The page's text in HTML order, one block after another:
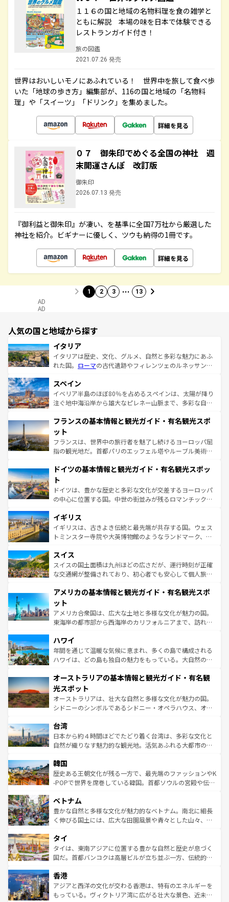
１１６の国と地域の名物料理を食の雑学と
ともに解説 本場の味を日本で体験できる
レストランガイド付き！
旅の図鑑
2021.07.26 発売
世界はおいしいモノにあふれている！ 世界中を旅して食べ歩
いた「地球の歩き方」編集部が、116の国と地域の「名物料
理」や「スイーツ」「ドリンク」を集めました。
詳細を見る
０７ 御朱印でめぐる全国の神社 週
末開運さんぽ 改訂版
御朱印
2026.07.13 発売
『御利益と御朱印』が凄い、を基準に全国7万社から厳選した
神社を紹介。ビギナーに優しく、ツウも納得の1冊です。
詳細を見る
1 2 3 … 13
AD
AD
人気の国と地域から探す
イタリア
イタリアは歴史、文化、グルメ、自然と多彩な魅力にあふ
れた国。 ローマの古代遺跡やフィレンツェのルネッサンス
ろん、トスカーナの美しい田園風景やアマルフィ海岸の絶
景など、自然景観も見逃せない。観光の合間には、本場の
ピザやパスタなど、絶品のイタリア料理を堪能することも
ませてくれるイタリアで、忘れられない旅をしてみよう！
なお、新着のイタリア情報は
しい。
スペイン
イベリア半島のほぼ80％を占めるスペインは、太陽が降り
注ぐ地中海沿岸から雄大なピレネー山脈まで、多彩な自然
文化が根付くこの国では、情熱的なフラメンコ、熱気あふ
れる闘牛、そして美味しいタパスが生活の一部となってい
る。首都マドリードの洗練された雰囲気や、バルセロナの
アートに溢れた街角から、地方では古代ローマ遺跡や中世
せる。地方によって風土や気候が異なるスペインはその個
ンテンツ一覧 を参照してほしい。
フランスの基本情報と観光ガイド・有名観光スポ
ット
フランスは、世界中の旅行者を魅了し続けるヨーロッパ屈
指の観光地だ。首都パリのエッフェル塔やルーブル美術館
で、幅広い魅力が詰まっている。華麗な宮殿、歴史的な大
聖堂、美しいビーチ、そして豊かな自然が、訪れる者を心
から魅了する。また、フランスは美食の国としても知ら
れ、フランス料理はユネスコ無形文化遺産にも登録されて
香り高いラベンダー畑など、多彩な楽しみ方が可能だ。さ
らに、パリ以外の地域にも魅力が溢れており、どの街角に
も豊かな歴史と文化が息づいている。パリ以外の個性あふ
を参照してほしい。
ドイツの基本情報と観光ガイド・有名観光スポッ
ト
ドイツは、豊かな歴史と多彩な文化が交差するヨーロッパ
の中心に位置する国。中世の街並みが残るロマンチック街
顔を持つこの国は、どこを歩いても飽きることがない。ベ
ルリンの文化的活気、バイエルン州のアルプスの絶景、そ
してライン川沿いのワイン畑といった風景は必見。ビール
は、お酒好きな人にはぜひ体験してほしい。 なお、新着の
ドイツ情報はコンテンツ一覧を参照してほしい。
イギリス
イギリスは、古きよき伝統と最先端が共存する国。ウェス
トミンスター寺院や大英博物館のようなランドマーク、歴
リアごとに異なる魅力がある。また、優雅なアフタヌーン
ティー、ビール好きにはたまらない英国パブ、サッカー観
戦など、本場だからこそできる体験も豊富。イギリスを旅
ンツ一覧を参照してほしい。
スイス
スイスの国土面積は九州ほどの広さだが、運行時刻が正確
な交通網が整備されており、初心者でも安心して個人旅行
の建物がそのまま残る町や、スイスならではのユニークな
博物館もあり、アルプス観光だけでなく町歩きも満喫する
ことができる。国民の所得が高いため物価も高いが、旅行
者向けの交通パス提供のサービスもあり、うまく活用すれ
着のスイス情報は
アメリカの基本情報と観光ガイド・有名観光スポ
ット
アメリカ合衆国は、広大な土地と多様な文化が魅力の国。
東海岸の都市部から西海岸のカリフォルニアまで、訪れる
のような巨大都市は、観光、ショッピング、エンターテイ
ンメントが詰まった刺激的なスポットだ。一方、アメリカ
西部には大自然が広がり、グランドキャニオンやイエロー
部のニューオーリンズでは、音楽と美食が融合した独特の
文化が魅力。旅行者はアメリカの各地域で異なる魅力を楽
しみながら、その多様性と豊かな歴史を感じることができ
るだろう。車でのロードトリップや列車の旅も、アメリカ
情報は
ハワイ
年間を通じて温暖な気候に恵まれ、多くの島で構成される
ハワイは、どの島も独自の魅力をもっている。大自然の神
ワイ島は見逃せない。また、定番の観光地といえばオアフ
島だが、静かな自然を求めるならマウイ島やカウアイ島が
おすすめ。エメラルドグリーンに輝く海をはじめ、豊かな
文化や歴史が息づいている。「アロハスピリット」と呼ば
人々、おいしいローカルフードやハワイアンミュージッ
ク、伝統的なフラダンスなど、すべてがハワイの魅力を彩
っている。訪れるたびに新しい発見と感動が待っているハ
はコンテンツ一覧
オーストラリアの基本情報と観光ガイド・有名観
光スポット
オーストラリアは、壮大な自然と多様な文化が魅力の国。
シドニーのシンボルであるシドニー・オペラハウス、オー
リアリーフや大陸中央部にそびえるウルル（エアーズロッ
ク）、タスマニアの美しい原生林やケアンズの熱帯雨林な
ど、見どころがたくさん。また、カフェやワイン、オージ
いる。アクティビティも充実しており、サーフィンやダイ
ビング、ハイキングなど、アウトドア好きにはたまらな
い。オーストラリアの多彩な魅力を存分に味わいつくそ
参照してほしい。
台湾
日本から約４時間ほどでたどり着く台湾は、多彩な文化と
自然が織りなす魅力的な観光地。活気あふれる大都市の台
ン）、静ひつな山岳地帯である台湾東部など、都市の喧騒
と山間の静けさが共存しており、訪れる人に新しい発見と
驚きをもたらしてくれる。また、奥深い台湾の食文化も魅
容にもいいと評判のスイーツなど、バラエティ豊かな料理
が味わえる。 なお、新着の台湾情報は コンテンツ一覧を参
照してほしい。
韓国
歴史ある王朝文化が残る一方で、最先端のファッションやK
-POPで世界を席巻している韓国。首都ソウルの宮殿や伝統
き、地方に足を延ばせば四季折々の自然美を楽しむことが
できる。そして、キムチや焼肉、絶品のストリートフード
まで、さまざまな韓国料理が待っている。夜には、韓国な
リティに包まれながら、韓国の多彩な魅力を心ゆくまで味
わってみてほしい。 なお、新着の韓国情報はコンテンツ一
覧を参照してほしい。
ベトナム
豊かな自然と多様な文化が魅力的なベトナム。南北に細長
く伸びる国土には、広大な田園風景や青々とした山々、世
急速な発展と共に伝統が息づく。ハノイの古い町並みやホ
ーチミン市のフランス統治時代の建物も、独特の雰囲気を
醸し出している。また、バラエティの豊かさとおいしさで
とつ。フォーやバインミー、ベトナムコーヒーなどは、ぜ
ひ現地で味わいたい。どの地域を訪れてもあたたかい人々
が旅行者を迎えてくれるので、きっと忘れられない旅にな
タイ
タイは、東南アジアに位置する豊かな自然と歴史が息づく
国だ。首都バンコクは高層ビルが立ち並ぶ一方、伝統的な
の活気が交差している。北部ではチェンマイなどの山岳地
帯で自然と触れ合い、南部ではプーケットやクラビの美し
いビーチでリゾート気分を楽しむことができる。タイ料理
香港
アジアと西洋の文化が交わる香港は、特有のエネルギーを
もっている。ヴィクトリア湾に広がる壮大な景色、近未来